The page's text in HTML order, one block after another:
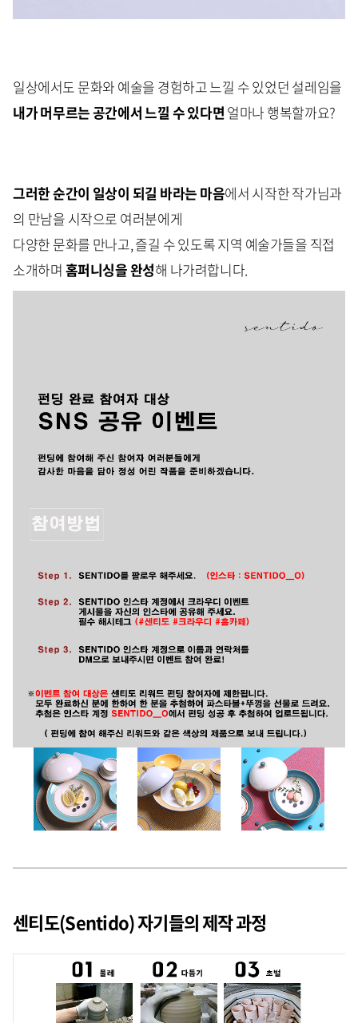
일상에서도 문화와 예술을 경험하고 느낄 수 있었던 설레임을
내가 머무르는 공간에서 느낄 수 있다면 얼마나 행복할까요?
그러한 순간이 일상이 되길 바라는 마음에서 시작한 작가님과
의 만남을 시작으로 여러분에게
다양한 문화를 만나고, 즐길 수 있도록 지역 예술가들을 직접
소개하며 홈퍼니싱을 완성해 나가려합니다.
센티도(Sentido) 자기들의 제작 과정